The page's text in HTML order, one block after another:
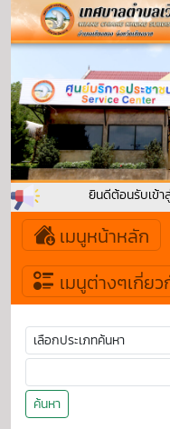
ยินดีต้อนรับเข้า
เมนูหน้าหลัก
เมนูต่างๆเกี่ย
ค้นหา